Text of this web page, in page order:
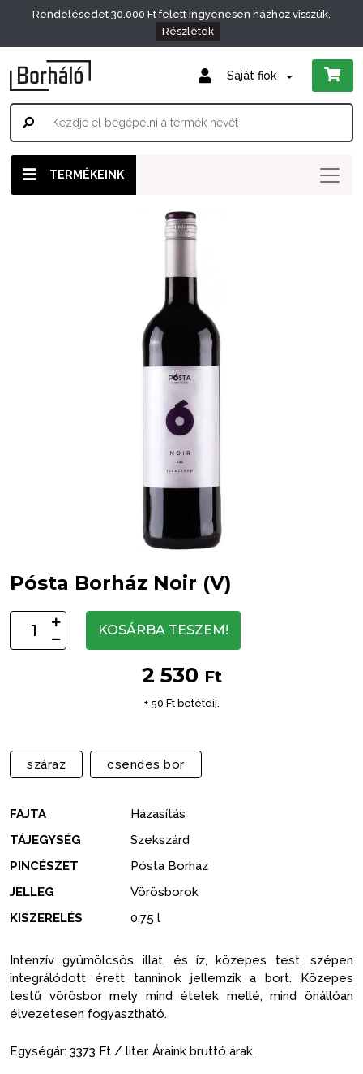
Rendelésedet 30.000 Ft felett ingyenesen házhoz visszük.
Részletek
Saját fiók
TERMÉKEINK
Pósta Borház Noir (V)
KOSÁRBA TESZEM!
2 530 Ft
+ 50 Ft betétdíj.
száraz csendes bor
FAJTA
Házasítás
TÁJEGYSÉG
Szekszárd
PINCÉSZET
Pósta Borház
JELLEG
Vörösborok
KISZERELÉS
0,75 l
Intenzív gyümölcsös illat, és íz, közepes test, szépen
integrálódott érett tanninok jellemzik a bort. Közepes
testű vörösbor mely mind ételek mellé, mind önállóan
élvezetesen fogyasztható.
Egységár: 3373 Ft / liter. Áraink bruttó árak.